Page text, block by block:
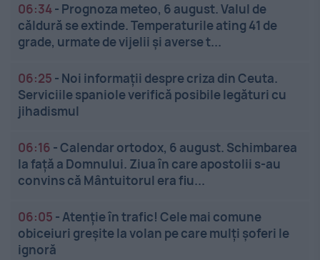
06:34- Prognoza meteo, 6 august. Valul de
căldură se extinde. Temperaturile ating 41 de
grade, urmate de vijelii și averse t...
06:25 - Noi informații despre criza din Ceuta.
Serviciile spaniole verifică posibile legături cu
jihadismul
06:16 -Calendar ortodox, 6 august. Schimbarea
la față a Domnului. Ziua în care apostolii s-au
convins că Mântuitorul era fiu...
06:05 -Atenție în trafic! Cele mai comune
obiceiuri greșite la volan pe care mulți șoferi le
ignoră